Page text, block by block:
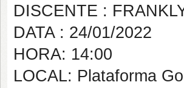
DISCENTE :
DATA : 24/01/2022
HORA: 14:00
LOCAL: Plataforma